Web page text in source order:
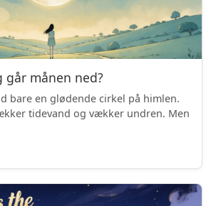
månen ned?
bare en glødende cirkel på himlen.
tidevand og vækker undren. Men